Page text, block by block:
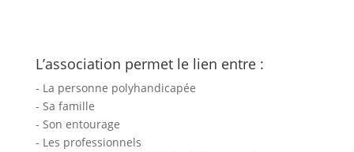
L’association permet le lien entre :
- La personne polyhandicapée
- Sa famille
- Son entourage
- Les professionnels